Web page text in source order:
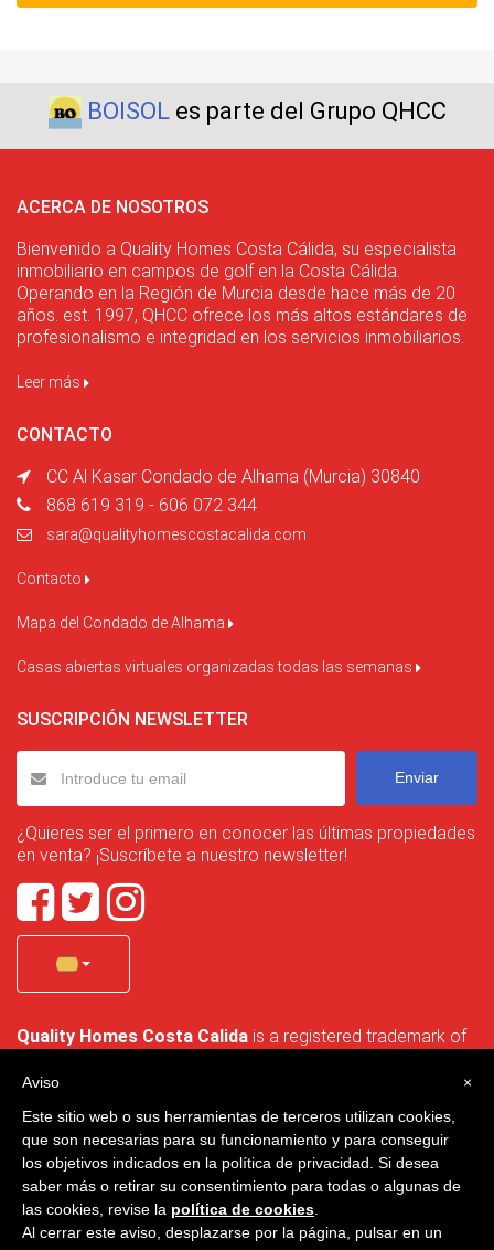
BOISOLes parte del Grupo QHCC
ACERCA DE NOSOTROS
Bienvenido a Quality Homes Costa Cálida, su especialista
inmobiliario en campos de golf en la Costa Cálida.
Operando en la Región de Murcia desde hace más de 20
años. est. 1997, QHCC ofrece los más altos estándares de
profesionalismo e integridad en los servicios inmobiliarios.
Leer más
CONTACTO
CC Al Kasar Condado de Alhama (Murcia) 30840
868 619 319 - 606 072 344
sara@qualityhomescostacalida.com
Contacto
Mapa del Condado de Alhama
Casas abiertas virtuales organizadas todas las semanas
SUSCRIPCIÓN NEWSLETTER
Enviar
¿Quieres ser el primero en conocer las últimas propiedades
en venta? ¡Suscríbete a nuestro newsletter!
Quality Homes Costa Calida is a registered trademark of
no. B-30750053 and address: Bella Luz 07-05, 30389 La
Quality Homes Costa Cálida - Todos los derechos reservados
Privacidad Contacto
×
Aviso
Este sitio web o sus herramientas de terceros utilizan cookies,
que son necesarias para su funcionamiento y para conseguir
los objetivos indicados en la política de privacidad. Si desea
saber más o retirar su consentimiento para todas o algunas de
las cookies, revise la política de cookies
Al cerrar este aviso, desplazarse por la página, pulsar en un